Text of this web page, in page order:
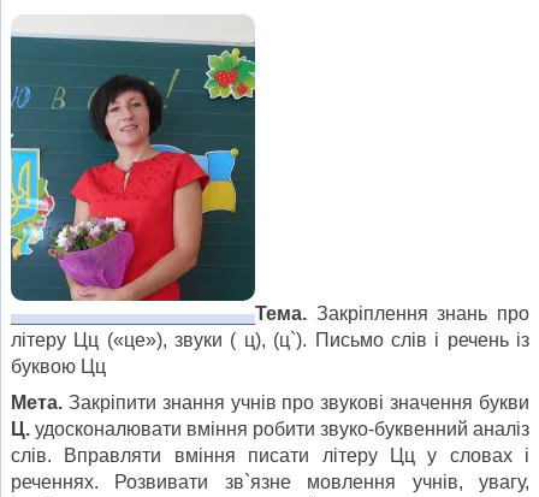
Тема. Закріплення знань про
літеру Цц («це»), звуки ( ц), (ц`). Письмо слів і речень із
буквою Цц
Мета. Закріпити знання учнів про звукові значення букви
Ц. удосконалювати вміння робити звуко-буквенний аналіз
слів. Вправляти вміння писати літеру Цц у словах і
реченнях. Розвивати зв`язне мовлення учнів, увагу,